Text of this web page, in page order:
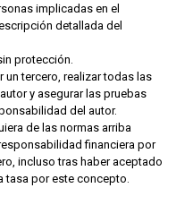
implicadas en el
detallada del
protección.
tercero, realizar todas las
y asegurar las pruebas
del autor.
de las normas arriba
financiera por
incluso tras haber aceptado
tasa por este concepto.